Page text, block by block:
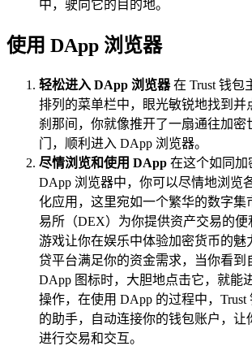
中，驶向它的目的地。
使用 DApp 浏览器
轻松进入 DApp 浏览器在 Trust 钱包
排列的菜单栏中，眼光敏锐地找到并
刹那间，你就像推开了一扇通往加密
门，顺利进入 DApp 浏览器。
尽情浏览和使用 DApp 在这个如同加
DApp 浏览器中，你可以尽情地浏览
化应用，这里宛如一个繁华的数字集
易所（DEX）为你提供资产交易的便
游戏让你在娱乐中体验加密货币的魅
贷平台满足你的资金需求，当你看到
DApp 图标时，大胆地点击它，就能
操作，在使用 DApp 的过程中，
的助手，自动连接你的钱包账户，让
进行交易和交互。